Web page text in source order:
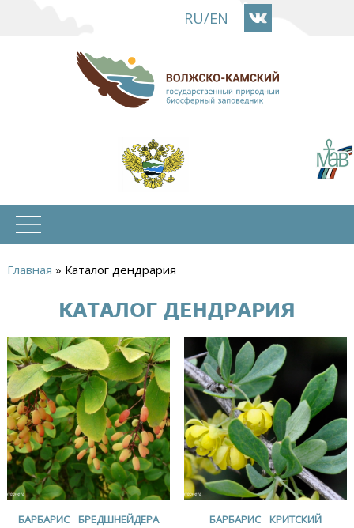
основному
содержанию
RU/EN
Главная » Каталог дендрария
КАТАЛОГ ДЕНДРАРИЯ
БАРБАРИС БРЕДШНЕЙДЕРА БАРБАРИС КРИТСКИЙ